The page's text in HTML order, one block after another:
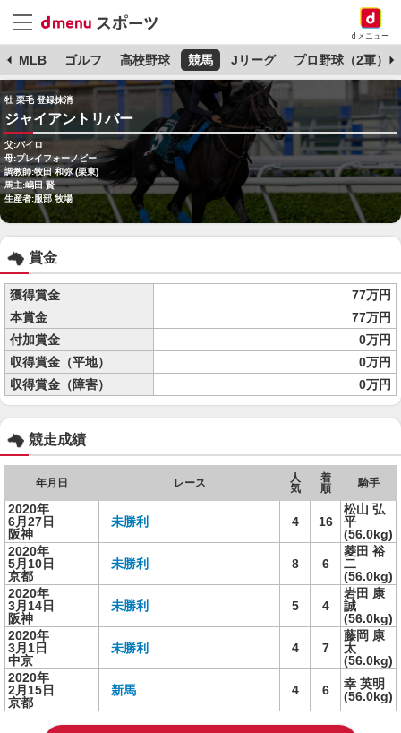
dメニュー
MLB ゴルフ 高校野球 競馬 Jリーグ プロ野球（2軍）
牡 栗毛 登録抹消
ジャイアントリバー
父:パイロ
母:プレイフォーノビー
調教師:牧田 和弥 (栗東)
馬主:嶋田 賢
生産者:服部 牧場
賞金
獲得賞金
77万円
本賞金
77万円
付加賞金
0万円
収得賞金（平地）
0万円
収得賞金（障害）
0万円
競走成績
年月日 レース
人
気
着
順
騎手
2020年
6月27日
阪神
未勝利 4 16
松山 弘
平
(56.0kg)
2020年
5月10日
京都
未勝利 8 6
菱田 裕
二
(56.0kg)
2020年
3月14日
阪神
未勝利 5 4
岩田 康
誠
(56.0kg)
2020年
3月1日
中京
未勝利 4 7
藤岡 康
太
(56.0kg)
2020年
2月15日
京都
新馬 4 6
幸 英明
(56.0kg)